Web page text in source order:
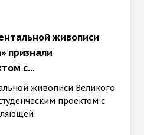
живописи
признали
с...
живописи Великого
проектом с